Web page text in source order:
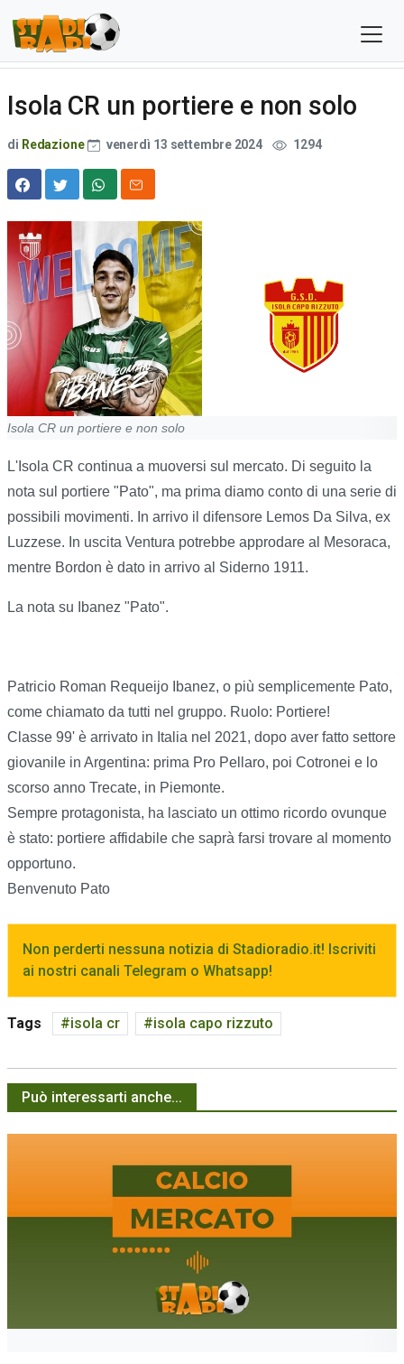
Isola CR un portiere e non solo
di Redazione venerdì 13 settembre 2024 1294
Isola CR un portiere e non solo
L'Isola CR continua a muoversi sul mercato. Di seguito la
nota sul portiere "Pato", ma prima diamo conto di una serie di
possibili movimenti. In arrivo il difensore Lemos Da Silva, ex
Luzzese. In uscita Ventura potrebbe approdare al Mesoraca,
mentre Bordon è dato in arrivo al Siderno 1911.
La nota su Ibanez "Pato".
Patricio Roman Requeijo Ibanez, o più semplicemente Pato,
come chiamato da tutti nel gruppo. Ruolo: Portiere!
Classe 99' è arrivato in Italia nel 2021, dopo aver fatto settore
giovanile in Argentina: prima Pro Pellaro, poi Cotronei e lo
scorso anno Trecate, in Piemonte.
Sempre protagonista, ha lasciato un ottimo ricordo ovunque
è stato: portiere affidabile che saprà farsi trovare al momento
opportuno.
Benvenuto Pato
Non perderti nessuna notizia di Stadioradio.it! Iscriviti
ai nostri canali Telegram o Whatsapp!
Tags isola cr isola capo rizzuto
Può interessarti anche...